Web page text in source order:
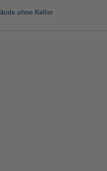
ohne Keller